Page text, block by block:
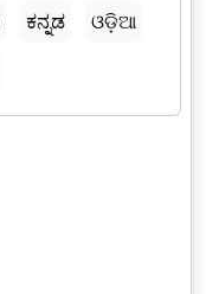
ಕನ್ನಡ
ଓଡ଼ିଆ